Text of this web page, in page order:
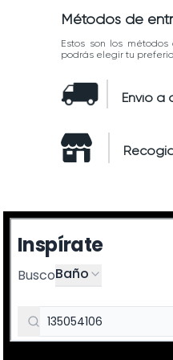
Métodos de
Estos son los
podrás elegir tu
Envío a